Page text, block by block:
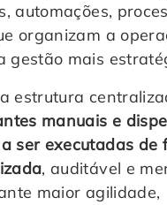
automações,
organizam a
gestão mais
estrutura
manuais e
ser executadas de
, auditável e
maior agilidade,